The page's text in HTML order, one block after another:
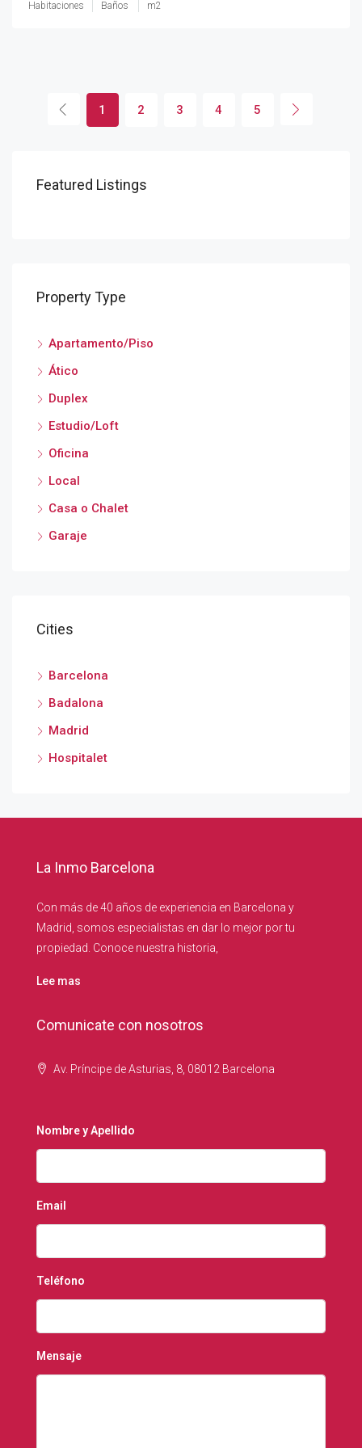
Habitaciones Baños m2
1 2 3 4 5
Featured Listings
Property Type
Apartamento/Piso
Ático
Duplex
Estudio/Loft
Oficina
Local
Casa o Chalet
Garaje
Cities
Barcelona
Badalona
Madrid
Hospitalet
La Inmo Barcelona
Con más de 40 años de experiencia en Barcelona y
Madrid, somos especialistas en dar lo mejor por tu
propiedad. Conoce nuestra historia,
Lee mas
Comunicate con nosotros
Av. Príncipe de Asturias, 8, 08012 Barcelona
Nombre y Apellido
Email
Teléfono
Mensaje